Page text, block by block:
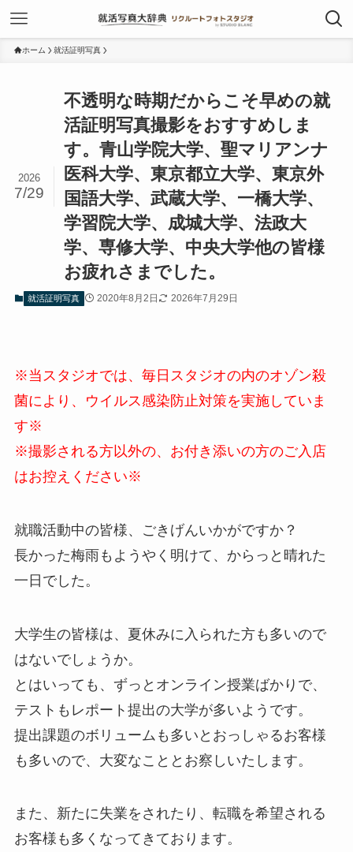
ホーム 就活証明写真
不透明な時期だからこそ早めの就
活証明写真撮影をおすすめしま
す。青山学院大学、聖マリアンナ
医科大学、東京都立大学、東京外
国語大学、武蔵大学、一橋大学、
学習院大学、成城大学、法政大
学、専修大学、中央大学他の皆様
お疲れさまでした。
2026
7/29
就活証明写真 2020年8月2日 2026年7月29日
※当スタジオでは、毎日スタジオの内のオゾン殺
菌により、ウイルス感染防止対策を実施していま
す※
※撮影される方以外の、お付き添いの方のご入店
はお控えください※
就職活動中の皆様、ごきげんいかがですか？
長かった梅雨もようやく明けて、からっと晴れた
一日でした。
大学生の皆様は、夏休みに入られた方も多いので
はないでしょうか。
とはいっても、ずっとオンライン授業ばかりで、
テストもレポート提出の大学が多いようです。
提出課題のボリュームも多いとおっしゃるお客様
も多いので、大変なこととお察しいたします。
また、新たに失業をされたり、転職を希望される
お客様も多くなってきております。